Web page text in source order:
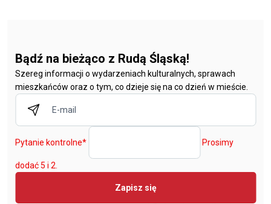
Bądź na bieżąco z Rudą Śląską!
Szereg informacji o wydarzeniach kulturalnych, sprawach
mieszkańców oraz o tym, co dzieje się na co dzień w mieście.
Pytanie kontrolne* Prosimy
dodać 5 i 2.
Zapisz się